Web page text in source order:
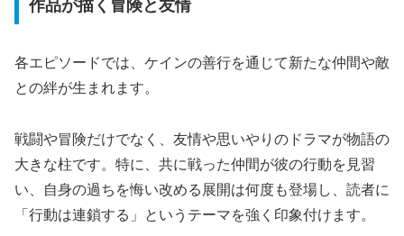
作品が描く冒険と友情
各エピソードでは、ケインの善行を通じて新たな仲間や敵
との絆が生まれます。
戦闘や冒険だけでなく、友情や思いやりのドラマが物語の
大きな柱です。特に、共に戦った仲間が彼の行動を見習
い、自身の過ちを悔い改める展開は何度も登場し、読者に
「行動は連鎖する」というテーマを強く印象付けます。